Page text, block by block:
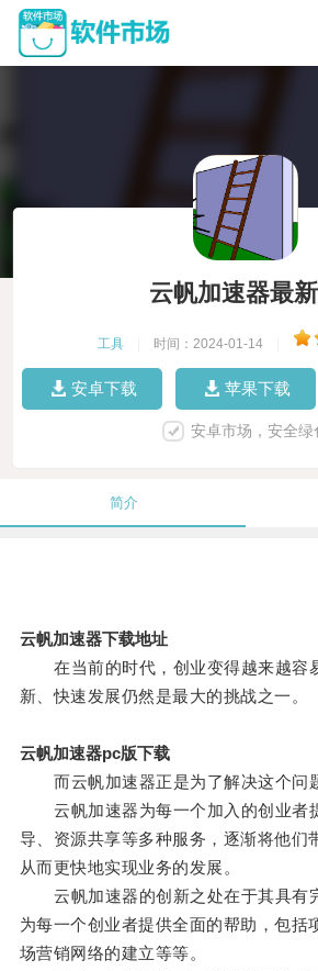
云帆加速器最
工具 时间：2024-01-14
安卓下载 苹果下载
安卓市场，安全绿
简介
云帆加速器下载地址
在当前的时代，创业变得越来越容
新、快速发展仍然是最大的挑战之一。
云帆加速器pc版下载
而云帆加速器正是为了解决这个问题
云帆加速器为每一个加入的创业者
导、资源共享等多种服务，逐渐将他们
从而更快地实现业务的发展。
云帆加速器的创新之处在于其具有
为每一个创业者提供全面的帮助，包括
场营销网络的建立等等。